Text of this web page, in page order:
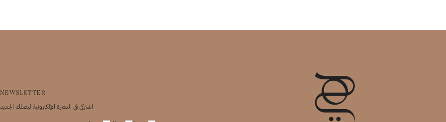
NEWSLETTER
اشتركي في النشرة الإلكترونية ليصلك الجديد